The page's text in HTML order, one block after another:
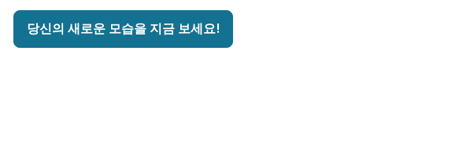
당신의 새로운 모습을 지금 보세요!